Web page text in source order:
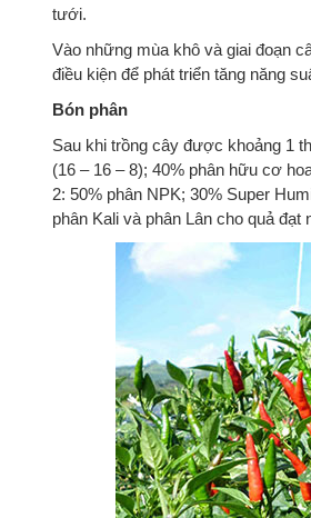
tưới.
Vào những mùa khô và giai đoạn
điều kiện để phát triển tăng năng
Bón phân
Sau khi trồng cây được khoảng 1
(16 – 16 – 8); 40% phân hữu cơ
2: 50% phân NPK; 30% Super
phân Kali và phân Lân cho quả đạt